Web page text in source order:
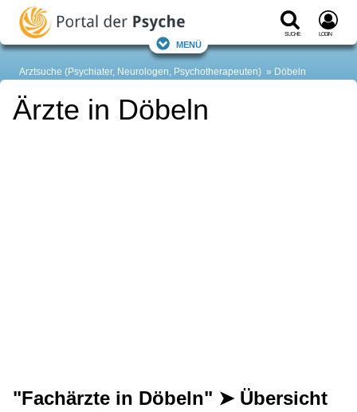
Suche Login
Menü
Arztsuche (Psychiater, Neurologen, Psychotherapeuten) Döbeln
Ärzte in Döbeln
"Fachärzte in Döbeln" ➤ Übersicht